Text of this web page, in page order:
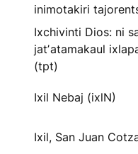
inimotakiri
Ixchivinti Dios: ni
jatʼatamakaul
(tpt)
Ixil Nebaj (ixlN)
Ixil, San Juan